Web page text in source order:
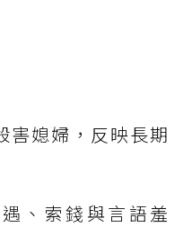
害媳婦，反映長期
、索錢與言語羞